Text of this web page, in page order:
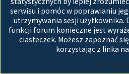
serwisu i pomóc w poprawianiu
utrzymywania sesji użytkownika.
funkcji forum konieczne jest
ciasteczek. Możesz zapoznać
korzystając z linka
Akceptuję